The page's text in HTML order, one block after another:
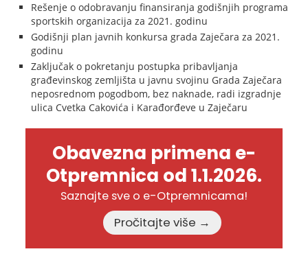
Rešenje o odobravanju finansiranja godišnjih programa
sportskih organizacija za 2021. godinu
Godišnji plan javnih konkursa grada Zaječara za 2021.
godinu
Zaključak o pokretanju postupka pribavljanja
građevinskog zemljišta u javnu svojinu Grada Zaječara
neposrednom pogodbom, bez naknade, radi izgradnje
ulica Cvetka Cakovića i Karađorđeve u Zaječaru
Obavezna primena e-
Otpremnica od 1.1.2026.
Saznajte sve o e-Otpremnicama!
Pročitajte više →